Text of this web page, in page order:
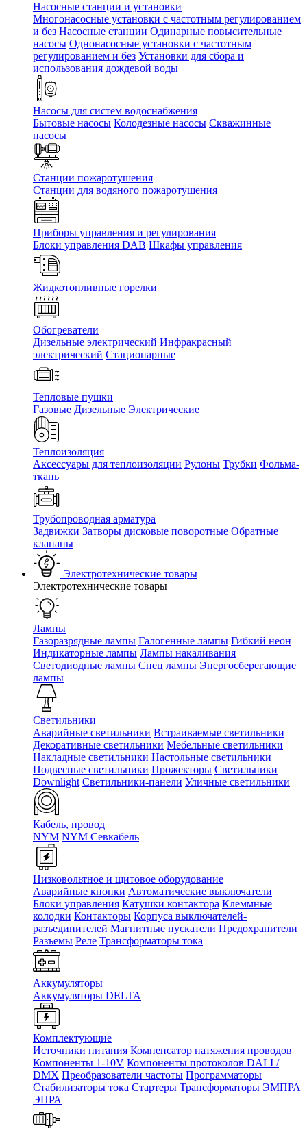
Насосные станции и установки
Многонасосные установки с частотным регулированием
и без Насосные станции Одинарные повысительные
насосы Однонасосные установки с частотным
регулированием и без Установки для сбора и
использования дождевой воды
Насосы для систем водоснабжения
Бытовые насосы Колодезные насосы Скважинные
насосы
Станции пожаротушения
Станции для водяного пожаротушения
Приборы управления и регулирования
Блоки управления DAB Шкафы управления
Жидкотопливные горелки
Обогреватели
Дизельные электрический Инфракрасный
электрический Стационарные
Тепловые пушки
Газовые Дизельные Электрические
Теплоизоляция
Аксессуары для теплоизоляции Рулоны Трубки Фольма-
ткань
Трубопроводная арматура
Задвижки Затворы дисковые поворотные Обратные
клапаны
Электротехнические товары
Электротехнические товары
Лампы
Газоразрядные лампы Галогенные лампы Гибкий неон
Индикаторные лампы Лампы накаливания
Светодиодные лампы Спец лампы Энергосберегающие
лампы
Светильники
Аварийные светильники Встраиваемые светильники
Декоративные светильники Мебельные светильники
Накладные светильники Настольные светильники
Подвесные светильники Прожекторы Светильники
Downlight Светильники-панели Уличные светильники
Кабель, провод
NYM NYM Севкабель
Низковольтное и щитовое оборудование
Аварийные кнопки Автоматические выключатели
Блоки управления Катушки контактора Клеммные
колодки Контакторы Корпуса выключателей-
разъединителей Магнитные пускатели Предохранители
Разъемы Реле Трансформаторы тока
Аккумуляторы
Аккумуляторы DELTA
Комплектующие
Источники питания Компенсатор натяжения проводов
Компоненты 1-10V Компоненты протоколов DALI /
DMX Преобразователи частоты Программаторы
Стабилизаторы тока Стартеры Трансформаторы ЭМПРА
ЭПРА